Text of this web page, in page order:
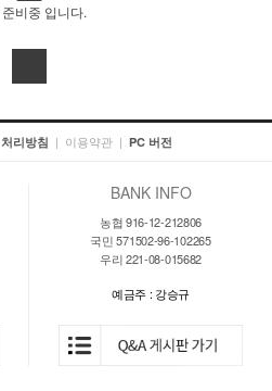
비중 입니다.
리방침 | 이용약관 | PC 버전
BANK INFO
농협 916-12-212806
국민 571502-96-102265
우리 221-08-015682
예금주 : 강승규